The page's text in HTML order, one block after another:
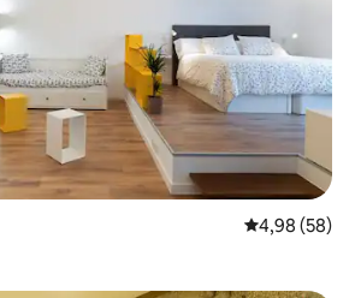
4,98 de uma
4,98 (58)